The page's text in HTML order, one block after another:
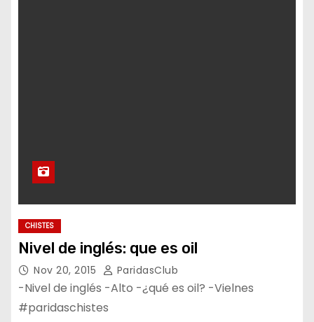
CHISTES
Nivel de inglés: que es oil
Nov 20, 2015 ParidasClub
-Nivel de inglés -Alto -¿qué es oil? -Vielnes
#paridaschistes